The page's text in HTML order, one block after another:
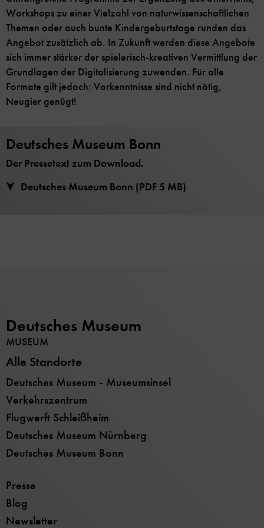
Workshops zu einer Vielzahl von naturwissenschaftlichen
Themen oder auch bunte Kindergeburtstage runden das
Angebot zusätzlich ab. In Zukunft werden diese Angebote
sich immer stärker der spielerisch-kreativen Vermittlung der
Grundlagen der Digitalisierung zuwenden. Für alle
Formate gilt jedoch: Vorkenntnisse sind nicht nötig,
Neugier genügt!
Deutsches Museum Bonn
Der Pressetext zum Download.
Deutsches Museum Bonn (PDF 5 MB)
Deutsches Museum
MUSEUM
Alle Standorte
Deutsches Museum - Museumsinsel
Verkehrszentrum
Flugwerft Schleißheim
Deutsches Museum Nürnberg
Deutsches Museum Bonn
Presse
Blog
Newsletter